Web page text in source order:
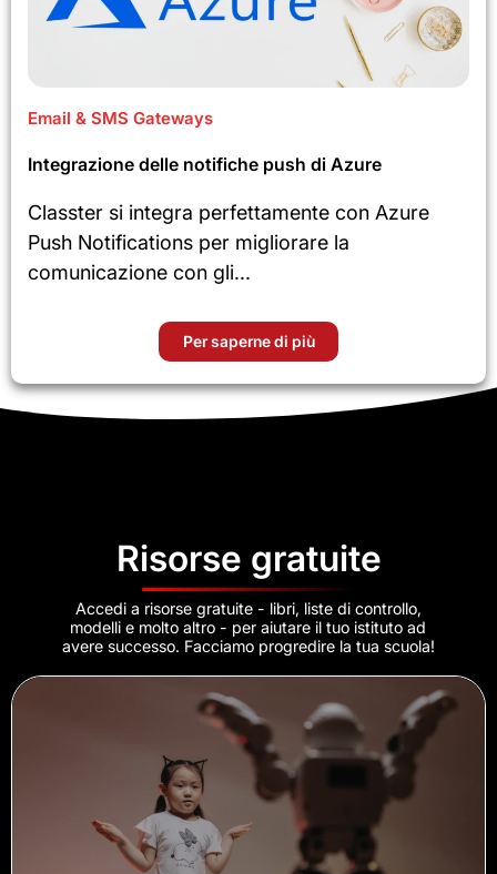
Email & SMS Gateways
Integrazione delle notifiche push di Azure
Classter si integra perfettamente con Azure
Push Notifications per migliorare la
comunicazione con gli...
Per saperne di più
Risorse gratuite
Accedi a risorse gratuite - libri, liste di controllo,
modelli e molto altro - per aiutare il tuo istituto ad
avere successo. Facciamo progredire la tua scuola!